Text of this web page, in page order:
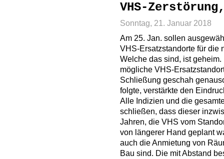
VHS-
Sonntag, 21. Januar 2018
Am 25. Jan. sollen
VHS-Ersatzstandorte für die
Welche das sind, ist
mögliche VHS-
Schließung geschah
folgte, verstärkte den
Alle Indizien und die
schließen, dass dieser
Jahren, die VHS vom
von längerer Hand geplant
auch die Anmietung von
Bau sind. Die mit Abstand